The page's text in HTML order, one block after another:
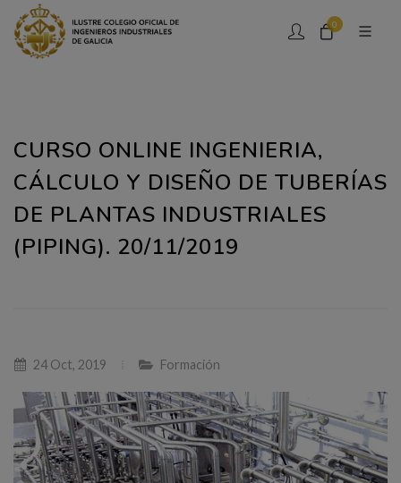
0
CURSO ONLINE INGENIERIA,
CÁLCULO Y DISEÑO DE TUBERÍAS
DE PLANTAS INDUSTRIALES
(PIPING). 20/11/2019
24 Oct, 2019 Formación